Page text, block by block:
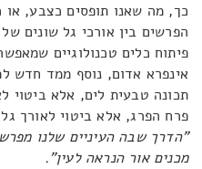
כך, מה שאנו תופסים כצבע, או
הפרשים בין אורכי גל שונים
פיתוח כלים טכנולוגיים
אינפרא אדום, נוסף ממד חדש
פרח הפרג, אלא ביטוי לאורך גל Y – או, כדבריו של צ'יברס,
"הדרך שבה העיניים שלנו
מכנים אור הנראה לעין".